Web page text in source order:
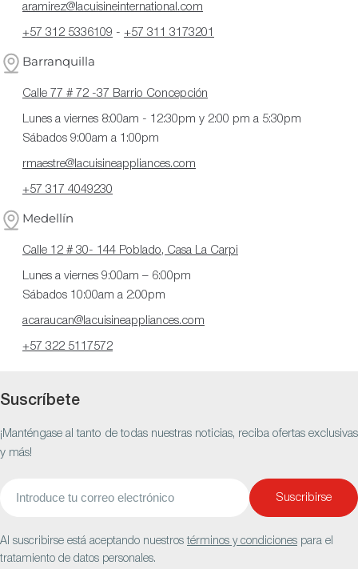
aramirez@lacuisineinternational.com
+57 312 5336109 - +57 311 3173201
Barranquilla
Calle 77 # 72 -37 Barrio Concepción
Lunes a viernes 8:00am - 12:30pm y 2:00 pm a 5:30pm
Sábados 9:00am a 1:00pm
rmaestre@lacuisineappliances.com
+57 317 4049230
Medellín
Calle 12 # 30- 144 Poblado, Casa La Carpi
Lunes a viernes 9:00am – 6:00pm
Sábados 10:00am a 2:00pm
acaraucan@lacuisineappliances.com
+57 322 5117572
Suscríbete
¡Manténgase al tanto de todas nuestras noticias, reciba ofertas exclusivas
y más!
Suscribirse
Al suscribirse está aceptando nuestrostérminos y condiciones para el
tratamiento de datos personales.